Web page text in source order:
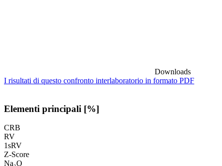
Downloads
I risultati di questo confronto interlaboratorio in formato PDF
Elementi principali [%]
CRB
RV
1sRV
Z-Score
Na₂O